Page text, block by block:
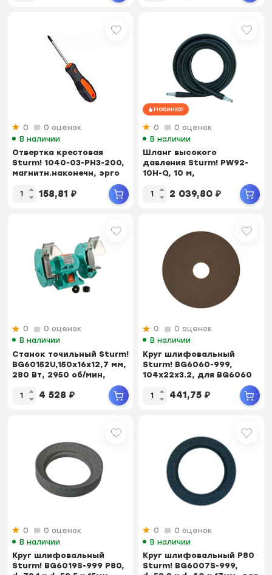
0
0 оценок
В наличии
Отвертка крестовая
Sturm! 1040-03-PH3-200,
магнитн.наконечн, эрго
158,81 ₽
Новинка!
0
0 оценок
В наличии
Шланг высокого
давления Sturm! PW92-
10H-Q, 10 м,
быстросъемное соедин.
с 2-х ...2 039,80 ₽
0
0 оценок
В наличии
Станок точильный Sturm!
BG60152U,150х16х12,7 мм,
280 Вт, 2950 об/мин,
4 528 ₽
0
0 оценок
В наличии
Круг шлифовальный
Sturm! BG6060-999,
104х22х3.2, для BG6060
441,75 ₽
0
0 оценок
В наличии
Круг шлифовальный
Sturm! BG6019S-999 P80,
0
0 оценок
В наличии
Круг шлифовальный P80
Sturm! BG6007S-999,